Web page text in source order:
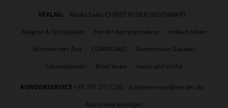
VERLAG:
Media Sales CHRIST IN DER GEGENWART
Religion & Spiritualität
Herder Korrespondenz
einfach leben
Stimmen der Zeit
COMMUNIO
Gemeinsam Glauben
Lebensspuren
Bibel lesen kunst und kirche
KUNDENSERVICE +49 761 2717200
kundenservice@herder.de
Abo online kündigen